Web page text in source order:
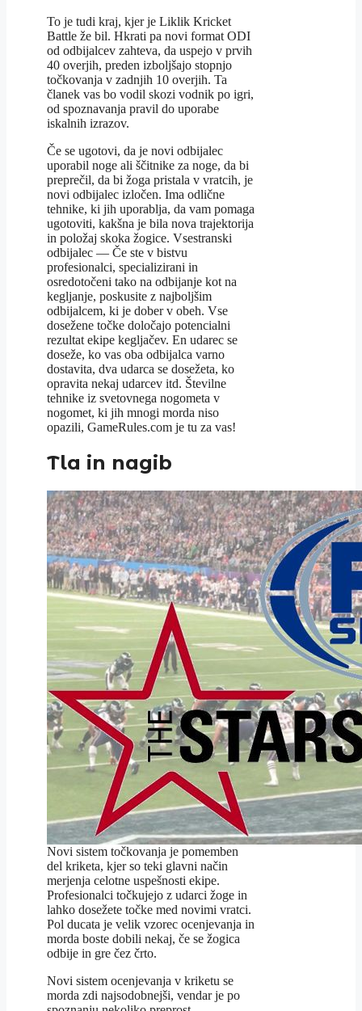
To je tudi kraj, kjer je Liklik Kricket
Battle že bil. Hkrati pa novi format ODI
od odbijalcev zahteva, da uspejo v prvih
40 overjih, preden izboljšajo stopnjo
točkovanja v zadnjih 10 overjih. Ta
članek vas bo vodil skozi vodnik po igri,
od spoznavanja pravil do uporabe
iskalnih izrazov.
Če se ugotovi, da je novi odbijalec
uporabil noge ali ščitnike za noge, da bi
preprečil, da bi žoga pristala v vratcih, je
novi odbijalec izločen. Ima odlične
tehnike, ki jih uporablja, da vam pomaga
ugotoviti, kakšna je bila nova trajektorija
in položaj skoka žogice. Vsestranski
odbijalec — Če ste v bistvu
profesionalci, specializirani in
osredotočeni tako na odbijanje kot na
kegljanje, poskusite z najboljšim
odbijalcem, ki je dober v obeh. Vse
dosežene točke določajo potencialni
rezultat ekipe kegljačev. En udarec se
doseže, ko vas oba odbijalca varno
dostavita, dva udarca se dosežeta, ko
opravita nekaj udarcev itd. Številne
tehnike iz svetovnega nogometa v
nogomet, ki jih mnogi morda niso
opazili, GameRules.com je tu za vas!
Tla in nagib
Novi sistem točkovanja je pomemben
del kriketa, kjer so teki glavni način
merjenja celotne uspešnosti ekipe.
Profesionalci točkujejo z udarci žoge in
lahko dosežete točke med novimi vratci.
Pol ducata je velik vzorec ocenjevanja in
morda boste dobili nekaj, če se žogica
odbije in gre čez črto.
Novi sistem ocenjevanja v kriketu se
morda zdi najsodobnejši, vendar je po